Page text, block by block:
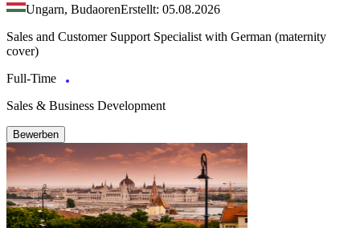
Ungarn, BudaorenErstellt: 05.08.2026
Sales and Customer Support Specialist with German (maternity
cover)
Full-Time
Sales & Business Development
Bewerben